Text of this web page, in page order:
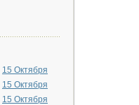
15 Октября
15 Октября
15 Октября